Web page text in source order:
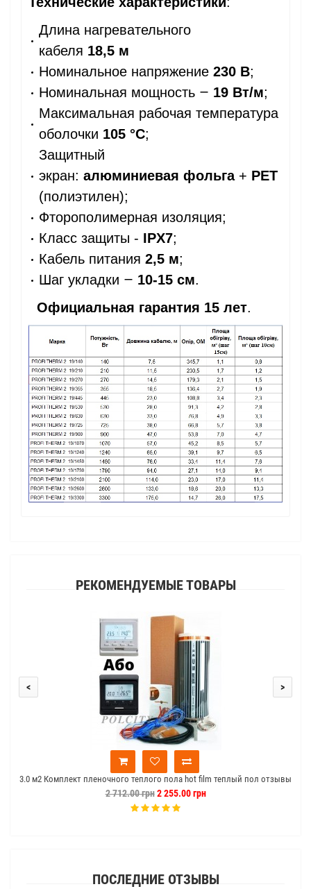
Длина нагревательного
кабеля 18,5 м
Номинальное напряжение 230 В;
Номинальная мощность — 19 Вт/м;
Максимальная рабочая температура
оболочки 105 °C;
Защитный
экран: алюминиевая фольга+ PET
(полиэтилен);
Фторополимерная изоляция;
Класс защиты - IPX7;
Кабель питания 2,5 м;
Шаг укладки — 10-15 см.
Официальная гарантия 15 лет.
РЕКОМЕНДУЕМЫЕ ТОВАРЫ
3.0 м2 Комплект пленочного теплого пола hot film теплый пол отзывы
2 712.00 грн2 255.00 грн
< >
ПОСЛЕДНИЕ ОТЗЫВЫ